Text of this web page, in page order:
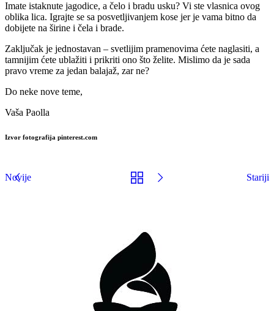
Imate istaknute jagodice, a čelo i bradu usku? Vi ste vlasnica ovog
oblika lica. Igrajte se sa posvetljivanjem kose jer je vama bitno da
dobijete na širine i čela i brade.
Zaključak je jednostavan – svetlijim pramenovima ćete naglasiti, a
tamnijim ćete ublažiti i prikriti ono što želite. Mislimo da je sada
pravo vreme za jedan balajaž, zar ne?
Do neke nove teme,
Vaša Paolla
Izvor fotografija pinterest.com
Novije Stariji